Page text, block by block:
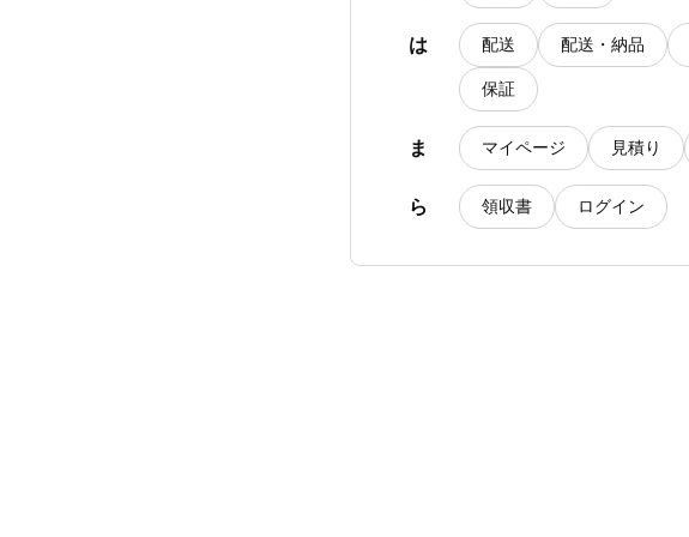
は 配送 配送・納品
保証
ま マイページ 見積り
ら 領収書 ログイン